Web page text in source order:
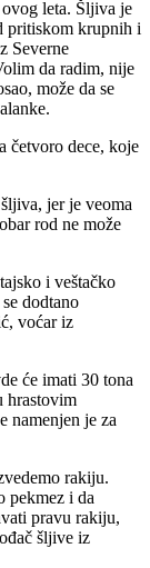
leta. Šljiva je
pritiskom krupnih i
Severne
da radim, nije
može da se
četvoro dece, koje
jer je veoma
rod ne može
i veštačko
dodtano
voćar iz
će imati 30 tona
hrastovim
namenjen je za
rakiju.
pekmez i da
pravu rakiju,
šljive iz